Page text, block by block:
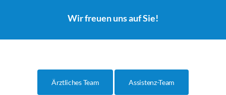
Wir freuen uns auf Sie!
Ärztliches Team Assistenz-Team